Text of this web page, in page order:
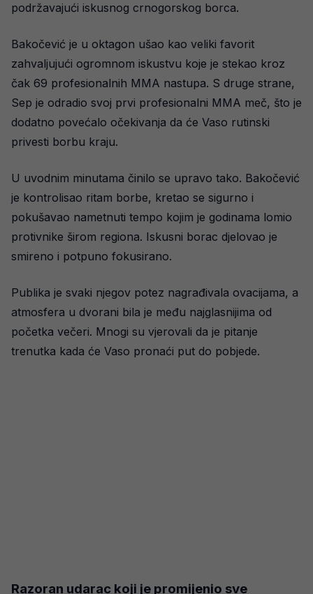
podržavajući iskusnog crnogorskog borca.
Bakočević je u oktagon ušao kao veliki favorit
zahvaljujući ogromnom iskustvu koje je stekao kroz
čak 69 profesionalnih MMA nastupa. S druge strane,
Sep je odradio svoj prvi profesionalni MMA meč, što je
dodatno povećalo očekivanja da će Vaso rutinski
privesti borbu kraju.
U uvodnim minutama činilo se upravo tako. Bakočević
je kontrolisao ritam borbe, kretao se sigurno i
pokušavao nametnuti tempo kojim je godinama lomio
protivnike širom regiona. Iskusni borac djelovao je
smireno i potpuno fokusirano.
Publika je svaki njegov potez nagrađivala ovacijama, a
atmosfera u dvorani bila je među najglasnijima od
početka večeri. Mnogi su vjerovali da je pitanje
trenutka kada će Vaso pronaći put do pobjede.
Razoran udarac koji je promijenio sve